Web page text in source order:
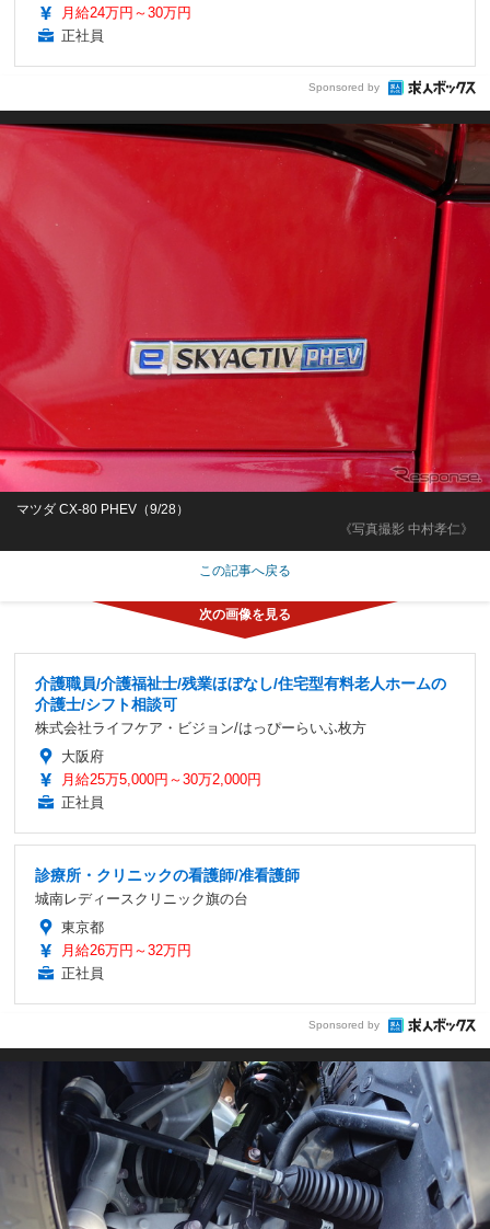
月給24万円～30万円
正社員
Sponsored by
《写真撮影 中村孝仁》
マツダ CX-80 PHEV（9/28）
この記事へ戻る
介護職員/介護福祉士/残業ほぼなし/住宅型有料老人ホームの
介護士/シフト相談可
株式会社ライフケア・ビジョン/はっぴーらいふ枚方
大阪府
月給25万5,000円～30万2,000円
正社員
診療所・クリニックの看護師/准看護師
城南レディースクリニック旗の台
東京都
月給26万円～32万円
正社員
Sponsored by